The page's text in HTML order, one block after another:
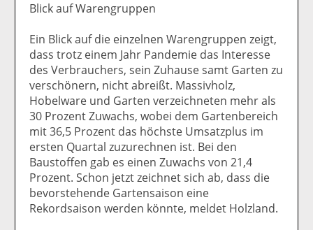
Blick auf Warengruppen
Ein Blick auf die einzelnen Warengruppen zeigt,
dass trotz einem Jahr Pandemie das Interesse
des Verbrauchers, sein Zuhause samt Garten zu
verschönern, nicht abreißt. Massivholz,
Hobelware und Garten verzeichneten mehr als
30 Prozent Zuwachs, wobei dem Gartenbereich
mit 36,5 Prozent das höchste Umsatzplus im
ersten Quartal zuzurechnen ist. Bei den
Baustoffen gab es einen Zuwachs von 21,4
Prozent. Schon jetzt zeichnet sich ab, dass die
bevorstehende Gartensaison eine
Rekordsaison werden könnte, meldet Holzland.